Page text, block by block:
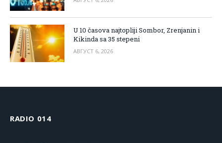
U 10 časova najtopliji Sombor, Zrenjanin i
Kikinda sa 35 stepeni
АВГУСТ 6, 2026
RADIO 014